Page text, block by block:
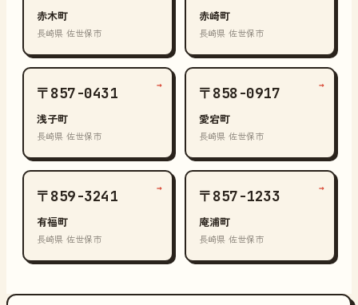
赤木町
長崎県 佐世保市
赤崎町
長崎県 佐世保市
〒857-0431
浅子町
長崎県 佐世保市
→ 〒858-0917
愛宕町
長崎県 佐世保市
→
〒859-3241
有福町
長崎県 佐世保市
→ 〒857-1233
庵浦町
長崎県 佐世保市
→